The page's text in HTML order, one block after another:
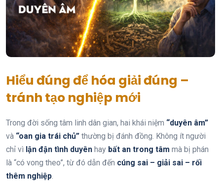
Hiểu đúng để hóa giải đúng –
tránh tạo nghiệp mới
Trong đời sống tâm linh dân gian, hai khái niệm “duyên âm”
và “oan gia trái chủ” thường bị đánh đồng. Không ít người
chỉ vì lận đận tình duyên hay bất an trong tâm mà bị phán
là “có vong theo”, từ đó dẫn đến cúng sai – giải sai – rối
thêm nghiệp.